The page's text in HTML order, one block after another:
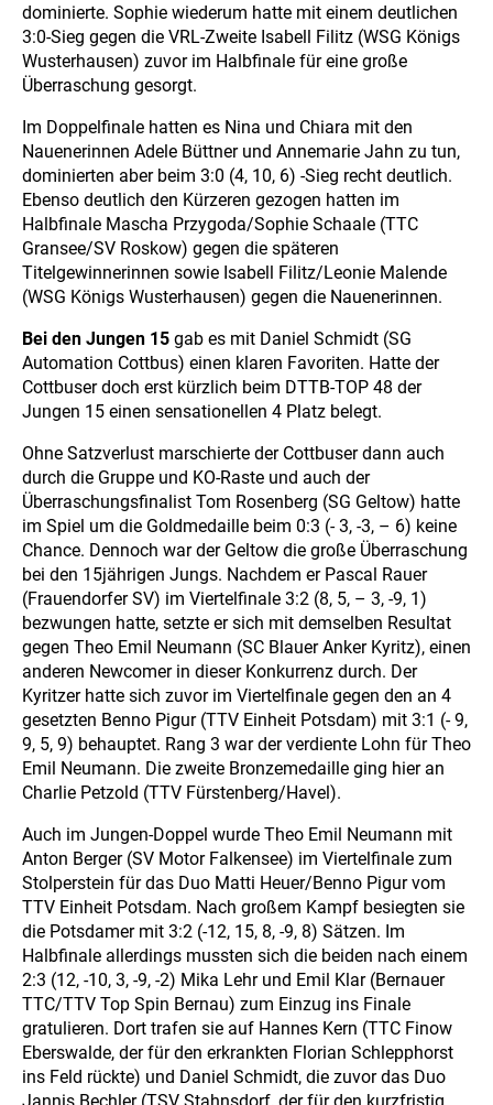
dominierte. Sophie wiederum hatte mit einem deutlichen
3:0-Sieg gegen die VRL-Zweite Isabell Filitz (WSG Königs
Wusterhausen) zuvor im Halbfinale für eine große
Überraschung gesorgt.
Im Doppelfinale hatten es Nina und Chiara mit den
Nauenerinnen Adele Büttner und Annemarie Jahn zu tun,
dominierten aber beim 3:0 (4, 10, 6) -Sieg recht deutlich.
Ebenso deutlich den Kürzeren gezogen hatten im
Halbfinale Mascha Przygoda/Sophie Schaale (TTC
Gransee/SV Roskow) gegen die späteren
Titelgewinnerinnen sowie Isabell Filitz/Leonie Malende
(WSG Königs Wusterhausen) gegen die Nauenerinnen.
Bei den Jungen 15 gab es mit Daniel Schmidt (SG
Automation Cottbus) einen klaren Favoriten. Hatte der
Cottbuser doch erst kürzlich beim DTTB-TOP 48 der
Jungen 15 einen sensationellen 4 Platz belegt.
Ohne Satzverlust marschierte der Cottbuser dann auch
durch die Gruppe und KO-Raste und auch der
Überraschungsfinalist Tom Rosenberg (SG Geltow) hatte
im Spiel um die Goldmedaille beim 0:3 (- 3, -3, – 6) keine
Chance. Dennoch war der Geltow die große Überraschung
bei den 15jährigen Jungs. Nachdem er Pascal Rauer
(Frauendorfer SV) im Viertelfinale 3:2 (8, 5, – 3, -9, 1)
bezwungen hatte, setzte er sich mit demselben Resultat
gegen Theo Emil Neumann (SC Blauer Anker Kyritz), einen
anderen Newcomer in dieser Konkurrenz durch. Der
Kyritzer hatte sich zuvor im Viertelfinale gegen den an 4
gesetzten Benno Pigur (TTV Einheit Potsdam) mit 3:1 (- 9,
9, 5, 9) behauptet. Rang 3 war der verdiente Lohn für Theo
Emil Neumann. Die zweite Bronzemedaille ging hier an
Charlie Petzold (TTV Fürstenberg/Havel).
Auch im Jungen-Doppel wurde Theo Emil Neumann mit
Anton Berger (SV Motor Falkensee) im Viertelfinale zum
Stolperstein für das Duo Matti Heuer/Benno Pigur vom
TTV Einheit Potsdam. Nach großem Kampf besiegten sie
die Potsdamer mit 3:2 (-12, 15, 8, -9, 8) Sätzen. Im
Halbfinale allerdings mussten sich die beiden nach einem
2:3 (12, -10, 3, -9, -2) Mika Lehr und Emil Klar (Bernauer
TTC/TTV Top Spin Bernau) zum Einzug ins Finale
gratulieren. Dort trafen sie auf Hannes Kern (TTC Finow
Eberswalde, der für den erkrankten Florian Schlepphorst
ins Feld rückte) und Daniel Schmidt, die zuvor das Duo